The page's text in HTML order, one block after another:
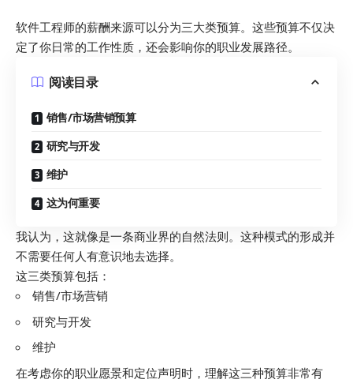
软件工程师的薪酬来源可以分为三大类预算。这些预算不仅决
定了你日常的工作性质，还会影响你的职业发展路径。
阅读目录
销售/市场营销预算
研究与开发
维护
这为何重要
我认为，这就像是一条商业界的自然法则。这种模式的形成并
不需要任何人有意识地去选择。
这三类预算包括：
销售/市场营销
研究与开发
维护
在考虑你的职业愿景和定位声明时，理解这三种预算非常有